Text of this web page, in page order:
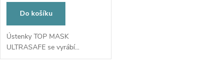
Do košíku
Ústenky TOP MASK
ULTRASAFE se vyrábí...